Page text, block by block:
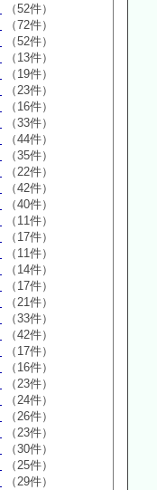
（52件）
（72件）
（52件）
（13件）
（19件）
（23件）
（16件）
（33件）
（44件）
（35件）
（22件）
（42件）
（40件）
（11件）
（17件）
（11件）
（14件）
（17件）
（21件）
（33件）
（42件）
（17件）
（16件）
（23件）
（24件）
（26件）
（23件）
（30件）
（25件）
（29件）